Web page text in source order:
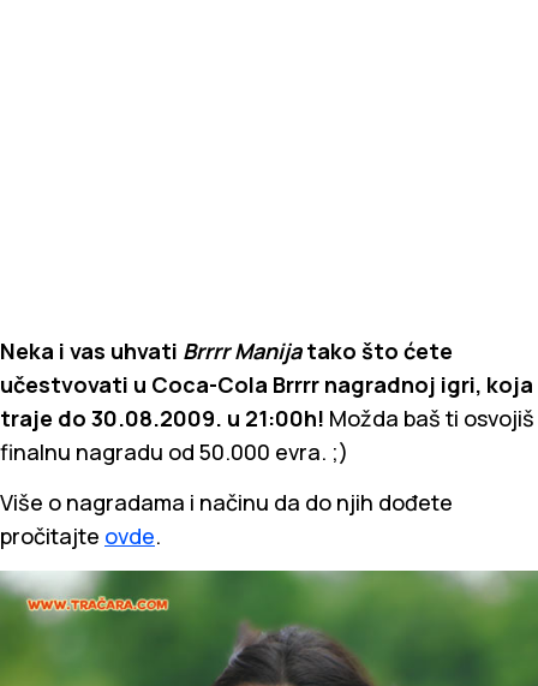
Neka i vas uhvati Brrrr Manijatako što ćete
učestvovati u Coca-Cola Brrrr nagradnoj igri, koja
traje do 30.08.2009. u 21:00h! Možda baš ti osvojiš
finalnu nagradu od 50.000 evra. ;)
Više o nagradama i načinu da do njih dođete
pročitajte ovde.